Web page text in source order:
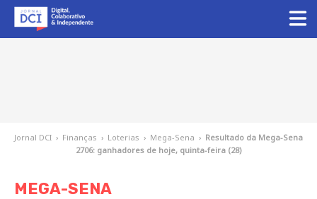
Jornal DCI › Finanças › Loterias › Mega-Sena › Resultado da Mega-Sena
2706: ganhadores de hoje, quinta-feira (28)
MEGA-SENA